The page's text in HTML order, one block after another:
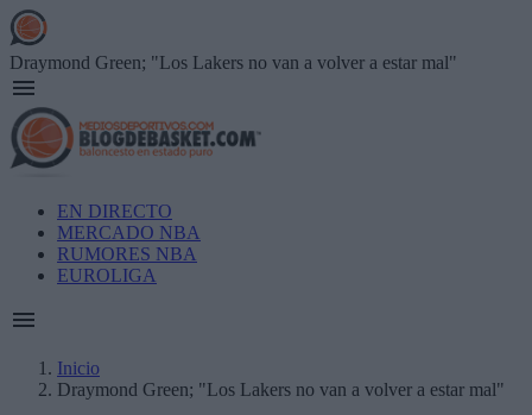
Skip
to
main
content
Draymond Green; "Los Lakers no van a volver a estar mal"
Main
navigation
EN DIRECTO
MERCADO NBA
RUMORES NBA
EUROLIGA
Breadcrumb
Inicio
Draymond Green; "Los Lakers no van a volver a estar mal"